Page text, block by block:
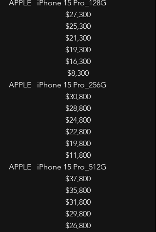
APPLE   iPhone 15 Pro_128G
$27,300
$25,300
$21,300
$19,300
$16,300
$8,300
APPLE   iPhone 15 Pro_256G
$30,800
$28,800
$24,800
$22,800
$19,800
$11,800
APPLE   iPhone 15 Pro_512G
$37,800
$35,800
$31,800
$29,800
$26,800